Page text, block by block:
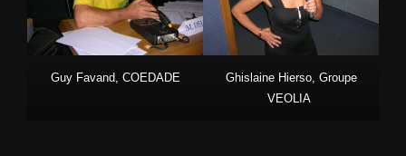
Guy Favand, COEDADE Ghislaine Hierso, Groupe
VEOLIA